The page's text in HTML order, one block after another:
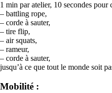
1 min par atelier, 10 secondes pour
– battling rope,
– corde à sauter,
– tire flip,
– air squats,
– rameur,
– corde à sauter,
jusqu’à ce que tout le monde soit
Mobilité :